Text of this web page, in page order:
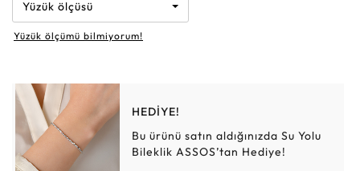
Yüzük ölçüsü
Yüzük ölçümü bilmiyorum!
HEDİYE!
Bu ürünü satın aldığınızda Su Yolu
Bileklik ASSOS’tan Hediye!